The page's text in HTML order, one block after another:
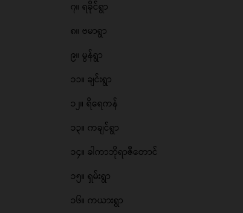
၇။ ရခိုင်ရွာ
၈။ ဗမာရွာ
၉။ မွန်ရွာ
၁၁။ ချင်းရွာ
၁၂။ ရိရေကန်
၁၃။ ကချင်ရွာ
၁၄။ ခါကာဘိုရာဇီတောင်
၁၅။ ရှမ်းရွာ
၁၆။ ကယားရွာ